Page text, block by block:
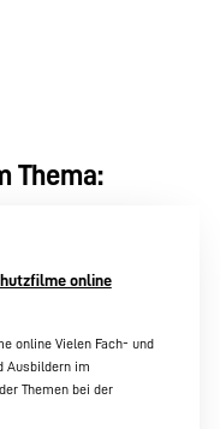
Thema:
online
online Vielen Fach- und
Ausbildern im
Themen bei der